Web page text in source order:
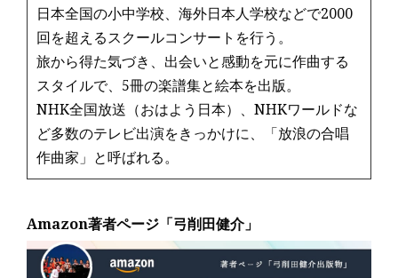
日本全国の小中学校、海外日本人学校などで2000
回を超えるスクールコンサートを行う。
旅から得た気づき、出会いと感動を元に作曲する
スタイルで、5冊の楽譜集と絵本を出版。
NHK全国放送（おはよう日本）、NHKワールドな
ど多数のテレビ出演をきっかけに、「放浪の合唱
作曲家」と呼ばれる。
Amazon著者ページ「弓削田健介」